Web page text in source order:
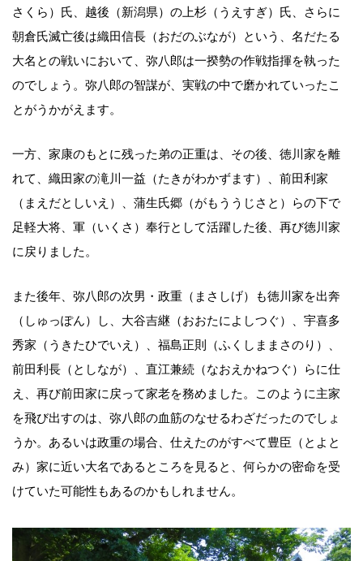
さくら）氏、越後（新潟県）の上杉（うえすぎ）氏、さらに
朝倉氏滅亡後は織田信長（おだのぶなが）という、名だたる
大名との戦いにおいて、弥八郎は一揆勢の作戦指揮を執った
のでしょう。弥八郎の智謀が、実戦の中で磨かれていったこ
とがうかがえます。
一方、家康のもとに残った弟の正重は、その後、徳川家を離
れて、織田家の滝川一益（たきがわかずます）、前田利家
（まえだとしいえ）、蒲生氏郷（がもううじさと）らの下で
足軽大将、軍（いくさ）奉行として活躍した後、再び徳川家
に戻りました。
また後年、弥八郎の次男・政重（まさしげ）も徳川家を出奔
（しゅっぽん）し、大谷吉継（おおたによしつぐ）、宇喜多
秀家（うきたひでいえ）、福島正則（ふくしままさのり）、
前田利長（としなが）、直江兼続（なおえかねつぐ）らに仕
え、再び前田家に戻って家老を務めました。このように主家
を飛び出すのは、弥八郎の血筋のなせるわざだったのでしょ
うか。あるいは政重の場合、仕えたのがすべて豊臣（とよと
み）家に近い大名であるところを見ると、何らかの密命を受
けていた可能性もあるのかもしれません。